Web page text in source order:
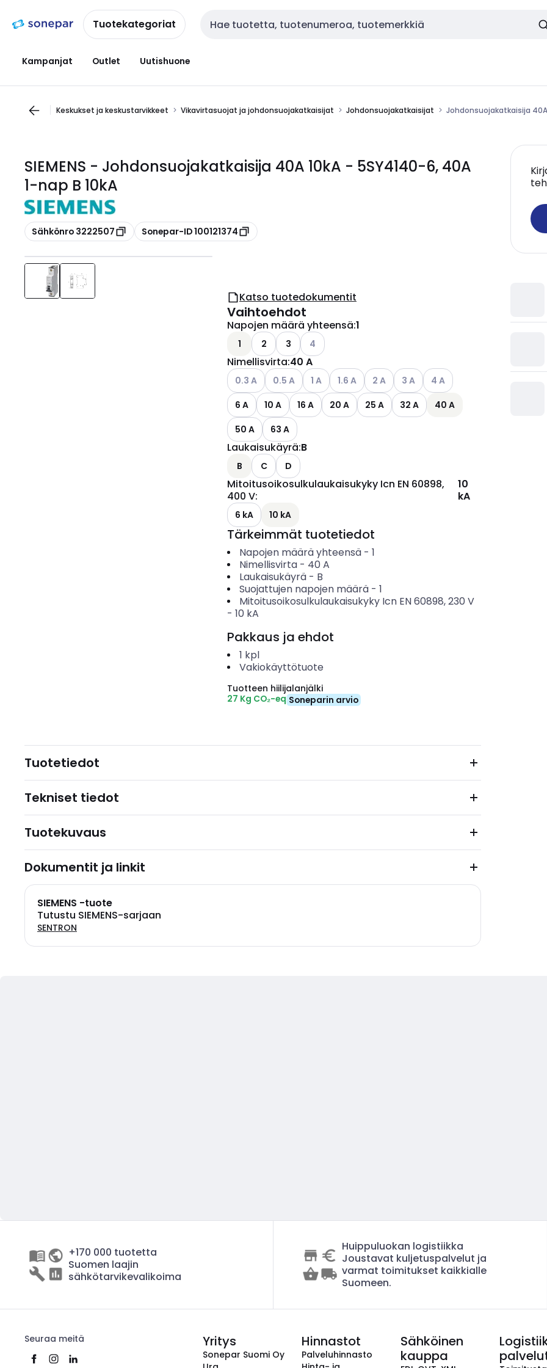
navigointiinsisältöönTuotekategoriat Haku
Kampanjat Outlet Uutishuone
Keskukset ja keskustarvikkeet Vikavirtasuojat ja johdonsuojakatkaisijat Johdonsuojakatkaisijat Johdonsuojakatkaisija 40A
SIEMENS - Johdonsuojakatkaisija 40A 10kA - 5SY4140-6, 40A
1-nap B 10kA
Kopioi
Sähkönro 3222507 Kopioi
Sonepar-ID 100121374
Katso tuotedokumentit
Vaihtoehdot
Napojen määrä yhteensä:1
1 2 3 Katso käytettävissä olevat vaihtoehdot
4
Nimellisvirta:40 A
Katso käytettävissä olevat vaihtoehdot
0.3 A Katso käytettävissä olevat vaihtoehdot
0.5 A Katso käytettävissä olevat vaihtoehdot
1 A Katso käytettävissä olevat vaihtoehdot
1.6 A Katso käytettävissä olevat vaihtoehdot
2 A Katso käytettävissä olevat
3 A Katso käytettävissä olevat
4 A
6 A
10 A 16 A 20 A 25 A 32 A
40 A
50 A
63 A
Laukaisukäyrä:B
B C D
Mitoitusoikosulkulaukaisukyky Icn EN 60898,
400 V:
10
kA
6 kA 10 kA
Tärkeimmät tuotetiedot
Napojen määrä yhteensä- 1
Nimellisvirta- 40 A
Laukaisukäyrä- B
Suojattujen napojen määrä- 1
Mitoitusoikosulkulaukaisukyky Icn EN 60898, 230 V
- 10 kA
Pakkaus ja ehdot
1 kpl
Vakiokäyttötuote
Tuotteen hiilijalanjälki
27 Kg CO₂-eq Soneparin arvio
Tuotetiedot
Tekniset tiedot
Tuotekuvaus
Dokumentit ja linkit
SIEMENS -tuote
Tutustu SIEMENS-sarjaan
SENTRON
+170 000 tuotetta
Suomen laajin
sähkötarvikevalikoima
Huippuluokan logistiikka
Joustavat kuljetuspalvelut ja
varmat toimitukset kaikkialle
Suomeen.
Seuraa meitä Yritys
Sonepar Suomi Oy
Hinnastot
Palveluhinnasto
Sähköinen
kauppa